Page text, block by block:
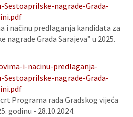
nagrade-Grada-
i načinu predlaganja kandidata za
nagrade Grada Sarajeva” u 2025.
i-nacinu-predlaganja-
nagrade-Grada-
Programa rada Gradskog vijeća
godinu - 28.10.2024.